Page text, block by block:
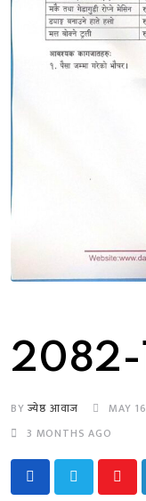
BYज्येष्ठ आवाज MAY
3 MONTHS AGO